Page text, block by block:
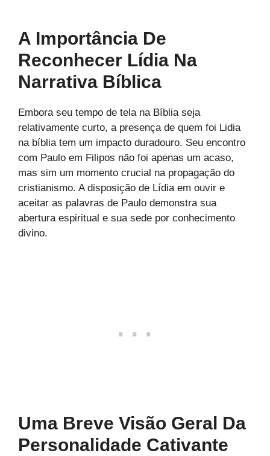
A Importância De
Reconhecer Lídia Na
Narrativa Bíblica
Embora seu tempo de tela na Bíblia seja
relativamente curto, a presença de quem foi Lidia
na bíblia tem um impacto duradouro. Seu encontro
com Paulo em Filipos não foi apenas um acaso,
mas sim um momento crucial na propagação do
cristianismo. A disposição de Lídia em ouvir e
aceitar as palavras de Paulo demonstra sua
abertura espiritual e sua sede por conhecimento
divino.
Uma Breve Visão Geral Da
Personalidade Cativante